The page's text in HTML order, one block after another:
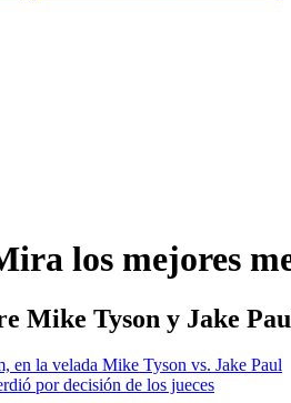
los mejores
Mike Tyson y Jake
en la velada Mike Tyson vs. Jake Paul
por decisión de los jueces